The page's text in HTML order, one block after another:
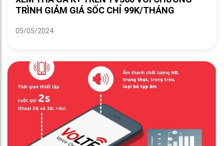
TRÌNH GIẢM GIÁ SỐC CHỈ 99K/THÁNG
05/05/2024